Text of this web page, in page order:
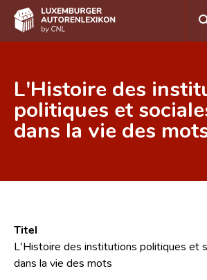
DE FR
Home
Erweiterte Suche
CNL
Forschungsgruppe
L'Histoire des
politiques et
dans la vie des
Titel
L'Histoire des institutions politiques et
dans la vie des mots